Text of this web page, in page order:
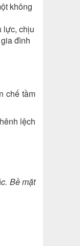
không
lực, chịu
đình
chế tầm
lệch
Bề mặt